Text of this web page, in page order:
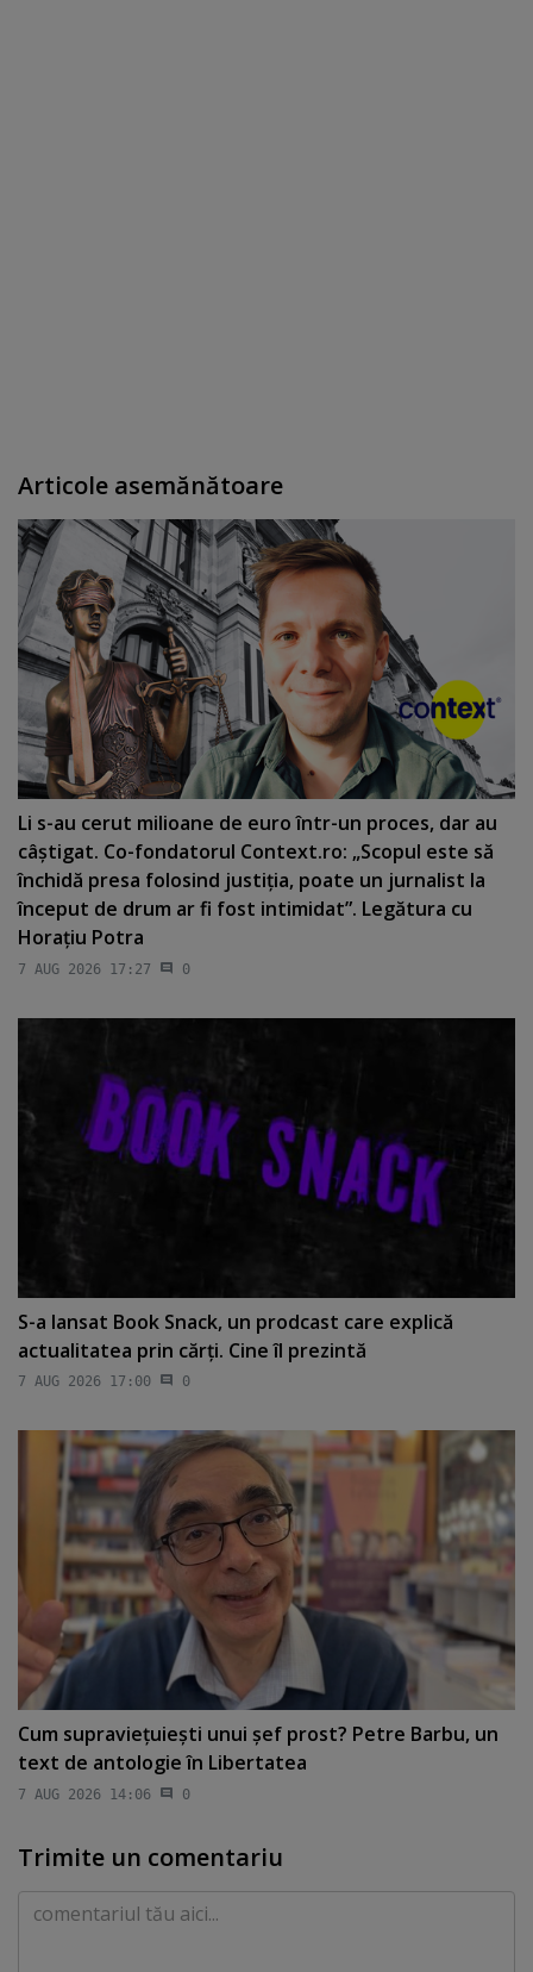
Articole asemănătoare
Li s-au cerut milioane de euro într-un proces, dar au
câştigat. Co-fondatorul Context.ro: „Scopul este să
închidă presa folosind justiţia, poate un jurnalist la
început de drum ar fi fost intimidat”. Legătura cu
Horaţiu Potra
7 AUG 2026 17:27 0
S-a lansat Book Snack, un prodcast care explică
actualitatea prin cărţi. Cine îl prezintă
7 AUG 2026 17:00 0
Cum supravieţuieşti unui şef prost? Petre Barbu, un
text de antologie în Libertatea
7 AUG 2026 14:06 0
Trimite un comentariu
Comentariu